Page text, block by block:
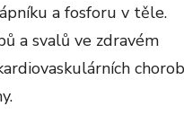
a fosforu v těle.
a svalů ve zdravém